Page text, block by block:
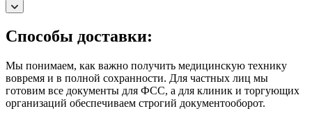
Способы доставки:
Мы понимаем, как важно получить медицинскую технику
вовремя и в полной сохранности. Для частных лиц мы
готовим все документы для ФСС, а для клиник и торгующих
организаций обеспечиваем строгий документооборот.